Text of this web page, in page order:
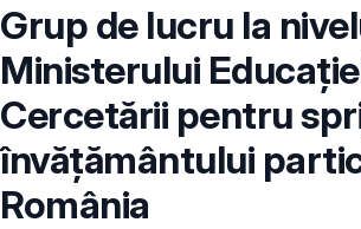
Grup de lucru la
Ministerului
Cercetării pentru
învățământului
România